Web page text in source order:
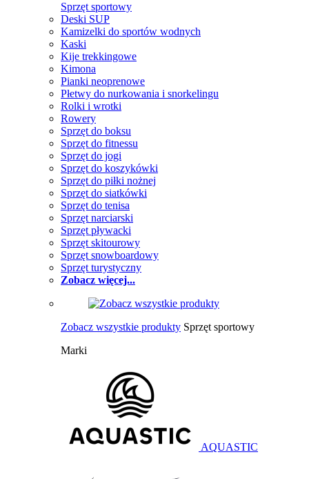
Sprzęt sportowy
Deski SUP
Kamizelki do sportów wodnych
Kaski
Kije trekkingowe
Kimona
Pianki neoprenowe
Płetwy do nurkowania i snorkelingu
Rolki i wrotki
Rowery
Sprzęt do boksu
Sprzęt do fitnessu
Sprzęt do jogi
Sprzęt do koszykówki
Sprzęt do piłki nożnej
Sprzęt do siatkówki
Sprzęt do tenisa
Sprzęt narciarski
Sprzęt pływacki
Sprzęt skitourowy
Sprzęt snowboardowy
Sprzęt turystyczny
Zobacz więcej...
Zobacz wszystkie produkty Sprzęt sportowy
Marki
AQUASTIC